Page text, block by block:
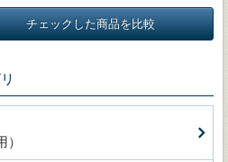
チェックした商品を比較